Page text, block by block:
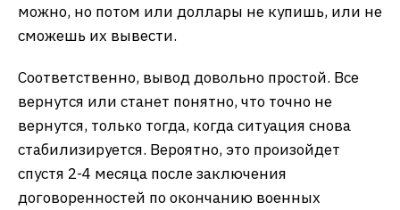
можно, но потом или доллары не купишь, или не
сможешь их вывести.
Соответственно, вывод довольно простой. Все
вернутся или станет понятно, что точно не
вернутся, только тогда, когда ситуация снова
стабилизируется. Вероятно, это произойдет
спустя 2-4 месяца после заключения
договоренностей по окончанию военных